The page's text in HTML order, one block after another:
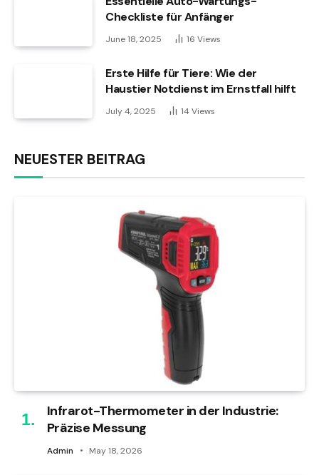
Checkliste für Anfänger
June 18, 2025 16 Views
Erste Hilfe für Tiere: Wie der
Haustier Notdienst im Ernstfall hilft
July 4, 2025 14 Views
NEUESTER BEITRAG
Infrarot-Thermometer in der Industrie:
Präzise Messung
Admin May 18, 2026